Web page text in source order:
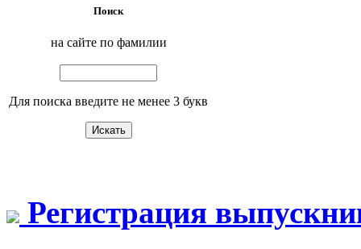
Поиск
на сайте по фамилии
Для поиска введите не менее 3 букв
Регистрация